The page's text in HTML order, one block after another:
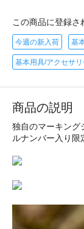
この商品に登録さ
今週の新入荷 基
基本用具/アクセサリ
商品の説明
独自のマーキング
ルナンバー入り限